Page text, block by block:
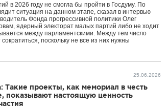
в 2026 году не смогла бы пройти в Госдуму. По
ситуация на данном этапе, сказал в интервью
Фонда прогрессивной политики Олег
ядерный электорат малых партий либо не ходит
между парламентскими. Между тем число
поскольку не все из них нужны
25.06.2026
Такие проекты, как мемориал в честь
показывают настоящую ценность